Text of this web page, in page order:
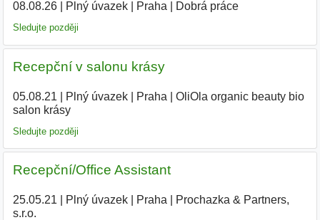
08.08.26| Plný úvazek| Praha Dobrá práce
Sledujte později
Recepční v salonu krásy
05.08.21 Plný úvazek| Praha
OliOla organic beauty bio
salon krásy
Sledujte později
Recepční/Office Assistant
25.05.21 Plný úvazek| Praha
Prochazka & Partners,
s.r.o.